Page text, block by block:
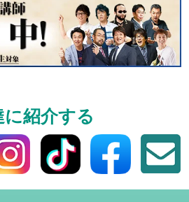
君の未来
に紹介する